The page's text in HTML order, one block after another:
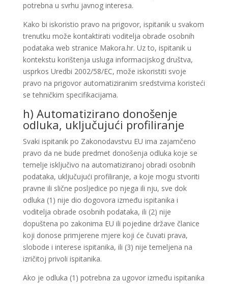
potrebna u svrhu javnog interesa.
Kako bi iskoristio pravo na prigovor, ispitanik u svakom
trenutku može kontaktirati voditelja obrade osobnih
podataka web stranice Makora.hr. Uz to, ispitanik u
kontekstu korištenja usluga informacijskog društva,
usprkos Uredbi 2002/58/EC, može iskoristiti svoje
pravo na prigovor automatiziranim sredstvima koristeći
se tehničkim specifikacijama.
h) Automatizirano donošenje
odluka, uključujući profiliranje
Svaki ispitanik po Zakonodavstvu EU ima zajamčeno
pravo da ne bude predmet donošenja odluka koje se
temelje isključivo na automatiziranoj obradi osobnih
podataka, uključujući profiliranje, a koje mogu stvoriti
pravne ili slične posljedice po njega ili nju, sve dok
odluka (1) nije dio dogovora između ispitanika i
voditelja obrade osobnih podataka, ili (2) nije
dopuštena po zakonima EU ili pojedine države članice
koji donose primjerene mjere koji će čuvati prava,
slobode i interese ispitanika, ili (3) nije temeljena na
izričitoj privoli ispitanika.
Ako je odluka (1) potrebna za ugovor između ispitanika